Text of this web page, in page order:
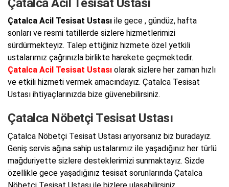
Çatalca Acil Tesisat Ustası ile gece , gündüz, hafta
sonları ve resmi tatillerde sizlere hizmetlerimizi
sürdürmekteyiz. Talep ettiğiniz hizmete özel yetkili
ustalarımız çağrınızla birlikte harekete geçmektedir.
Çatalca Acil Tesisat Ustası olarak sizlere her zaman hızlı
ve etkili hizmeti vermek amacındayız. Çatalca Tesisat
Ustası ihtiyaçlarınızda bize güvenebilirsiniz.
Çatalca Nöbetçi Tesisat Ustası
Çatalca Nöbetçi Tesisat Ustası arıyorsanız biz buradayız.
Geniş servis ağına sahip ustalarımız ile yaşadığınız her türlü
mağduriyette sizlere desteklerimizi sunmaktayız. Sizde
özellikle gece yaşadığınız tesisat sorunlarında Çatalca
Nöbetçi Tesisat Ustası ile bizlere ulaşabilirsiniz.